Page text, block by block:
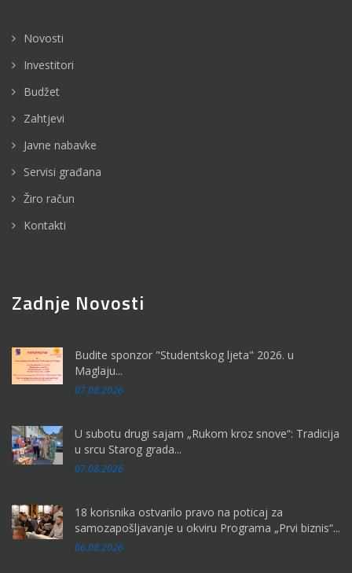
Novosti
Investitori
Budžet
Zahtjevi
Javne nabavke
Servisi građana
Žiro račun
Kontakti
Zadnje Novosti
Budite sponzor "Studentskog ljeta" 2026. u
Maglaju...
07.08.2026
U subotu drugi sajam „Rukom kroz snove“: Tradicija
u srcu Starog grada...
07.08.2026
18 korisnika ostvarilo pravo na poticaj za
samozapošljavanje u okviru Programa „Prvi biznis“...
06.08.2026